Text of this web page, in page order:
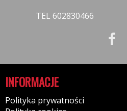
TEL 602830466
INFORMACJE
Polityka prywatności